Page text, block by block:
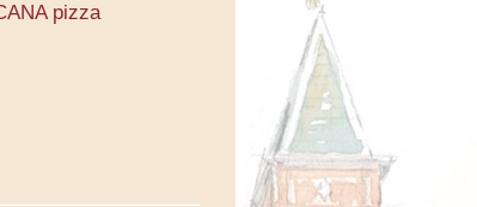
pizza